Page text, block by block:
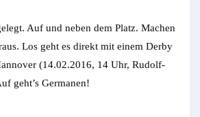
Auf und neben dem Platz. Machen
Los geht es direkt mit einem Derby
(14.02.2016, 14 Uhr, Rudolf-
geht’s Germanen!